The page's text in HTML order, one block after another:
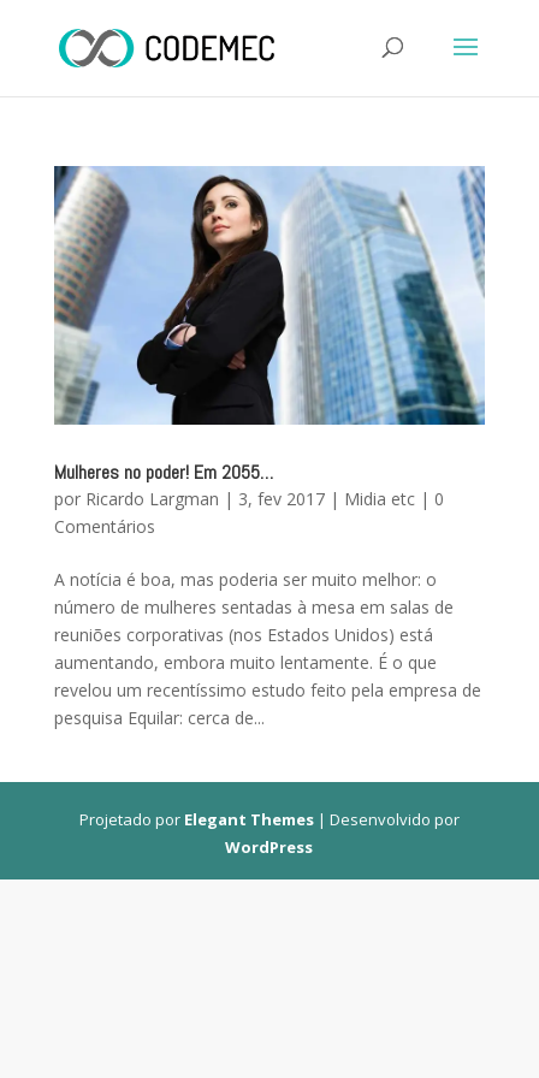
Mulheres no poder! Em 2055…
por Ricardo Largman | 3, fev 2017| Midia etc| 0
Comentários
A notícia é boa, mas poderia ser muito melhor: o
número de mulheres sentadas à mesa em salas de
reuniões corporativas (nos Estados Unidos) está
aumentando, embora muito lentamente. É o que
revelou um recentíssimo estudo feito pela empresa de
pesquisa Equilar: cerca de...
Projetado por Elegant Themes| Desenvolvido por
WordPress